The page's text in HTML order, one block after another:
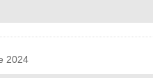
2024